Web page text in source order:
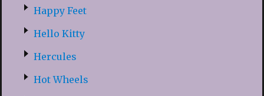
Happy Feet
Hello Kitty
Hercules
Hot Wheels